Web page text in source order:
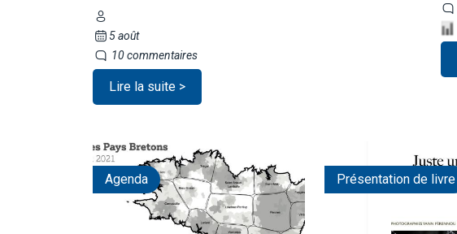
5 août
10 commentaires
Lire la suite >
Agenda Présentation de livre